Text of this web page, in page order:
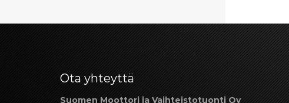
Ota yhteyttä
Suomen Moottori ja Vaihteistotuonti Oy